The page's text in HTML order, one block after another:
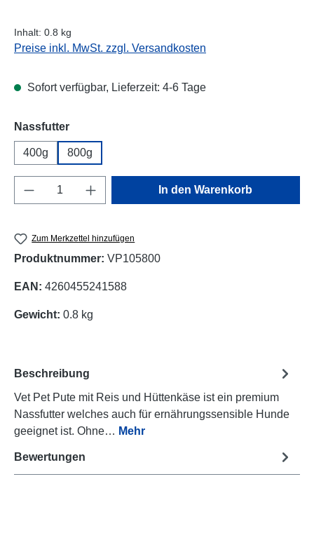
Inhalt: 0.8 kg
Preise inkl. MwSt. zzgl. Versandkosten
Sofort verfügbar, Lieferzeit: 4-6 Tage
Nassfutterauswählen
400g 800g
Produkt Anzahl: Gib den gewünschten
In den Warenkorb
Zum Merkzettel hinzufügen
Produktnummer: VP105800
EAN: 4260455241588
Gewicht: 0.8 kg
Beschreibung
Vet Pet Pute mit Reis und Hüttenkäse ist ein premium
Nassfutter welches auch für ernährungssensible Hunde
geeignet ist. Ohne… Mehr
Bewertungen